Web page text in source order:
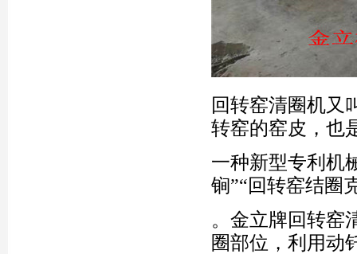
回转窑清圈机又
转窑的窑皮，也
一种新型专利机
锏”“回转窑结圈
。金立牌回转窑
圈部位，利用动